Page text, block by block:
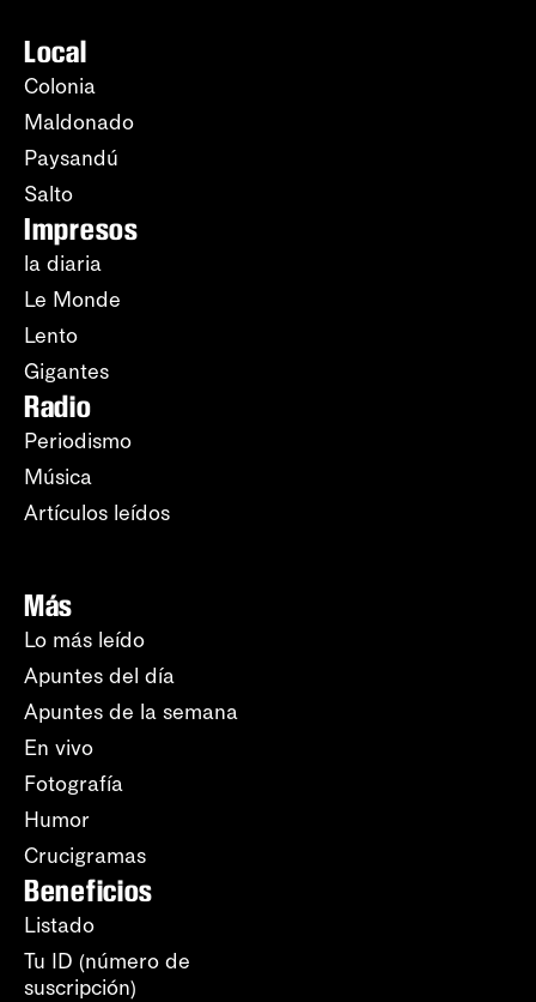
Local
Colonia
Maldonado
Paysandú
Salto
Impresos
la diaria
Le Monde
Lento
Gigantes
Radio
Periodismo
Música
Artículos leídos
Más
Lo más leído
Apuntes del día
Apuntes de la semana
En vivo
Fotografía
Humor
Crucigramas
Beneficios
Listado
Tu ID (número de
suscripción)